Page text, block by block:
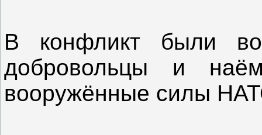
В конфликт были
добровольцы и
вооружённые силы